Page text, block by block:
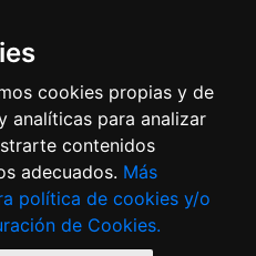
cookies propias y de
analíticas para analizar
contenidos
adecuados. Más
política de cookies y/o
de Cookies.